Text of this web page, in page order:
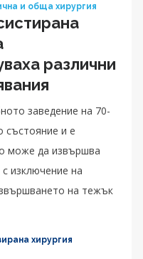
и обща хирургия
различни
заведение на 70-
и е
може да извършва
изключение на
на тежък
хирургия